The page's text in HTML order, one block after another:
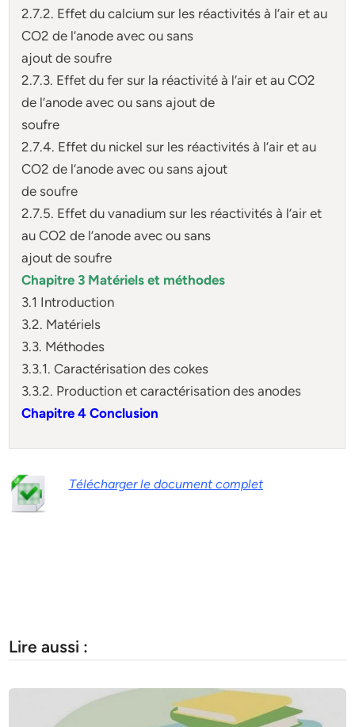
2.7.2. Effet du calcium sur les réactivités à l’air et au
CO2 de l’anode avec ou sans
ajout de soufre
2.7.3. Effet du fer sur la réactivité à l’air et au CO2
de l’anode avec ou sans ajout de
soufre
2.7.4. Effet du nickel sur les réactivités à l’air et au
CO2 de l’anode avec ou sans ajout
de soufre
2.7.5. Effet du vanadium sur les réactivités à l’air et
au CO2 de l’anode avec ou sans
ajout de soufre
Chapitre 3 Matériels et méthodes
3.1 Introduction
3.2. Matériels
3.3. Méthodes
3.3.1. Caractérisation des cokes
3.3.2. Production et caractérisation des anodes
Chapitre 4 Conclusion
Télécharger le document complet
Lire aussi :